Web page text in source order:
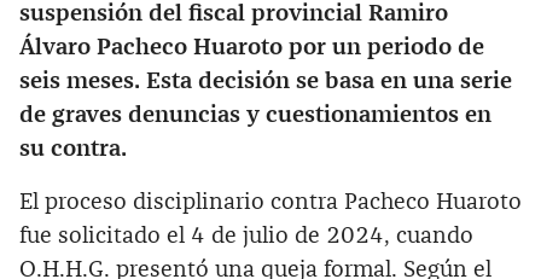
suspensión del fiscal provincial Ramiro
Álvaro Pacheco Huaroto por un periodo de
seis meses. Esta decisión se basa en una serie
de graves denuncias y cuestionamientos en
su contra.
El proceso disciplinario contra Pacheco Huaroto
fue solicitado el 4 de julio de 2024, cuando
O.H.H.G. presentó una queja formal. Según el